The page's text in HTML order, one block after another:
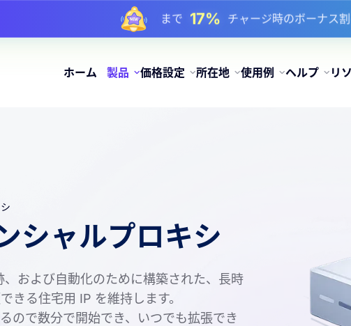
まで 17% チャージ時のボーナス割
まで25%静的 IP 購入の割引
まで 81% IP のローテーション購入の
ホーム 製品 価格設定 所在地 使用例 ヘルプ リ
シャルプロキシ
、および自動化のために構築された、長時
きる住宅用 IP を維持します。
ので数分で開始でき、いつでも拡張でき